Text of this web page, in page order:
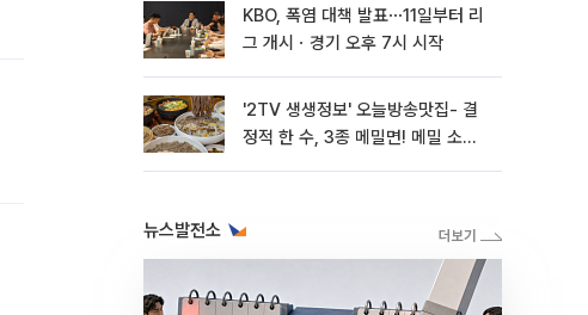
KBO, 폭염 대책 발표⋯11일부터 리
그 개시ㆍ경기 오후 7시 시작
'2TV 생생정보' 오늘방송맛집- 결
정적 한 수, 3종 메밀면! 메밀 소바
뉴스발전소